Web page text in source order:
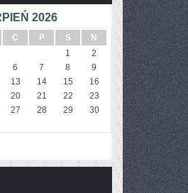
2026
C P S
N
1
2
6 7 8
9
13 14 15
16
20 21 22
23
27 28 29
30